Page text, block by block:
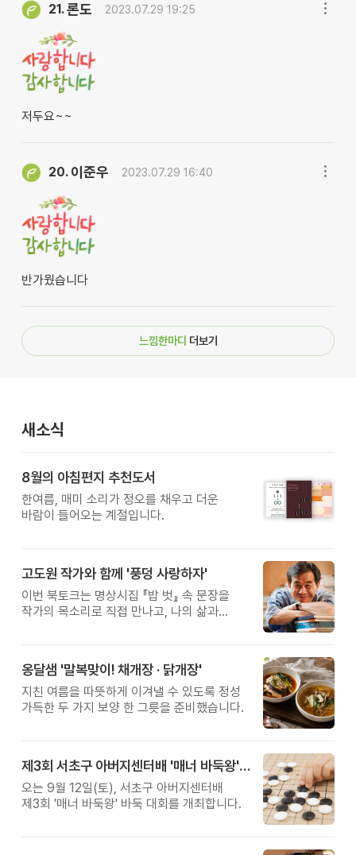
21.론도 2023.07.29 19:25
저두요~~
20. 이준우 2023.07.29 16:40
반가웠습니다
느낌한마디 더보기
새소식
8월의 아침편지 추천도서
한여름, 매미 소리가 정오를 채우고 더운
바람이 들어오는 계절입니다.
고도원 작가와 함께 '풍덩 사랑하자'
이번 북토크는 명상시집 『밥 벗』 속 문장을
작가의 목소리로 직접 만나고, 나의 삶과
옹달샘 '말복맞이! 채개장 · 닭개장'
지친 여름을 따뜻하게 이겨낼 수 있도록 정성
가득한 두 가지 보양 한 그릇을 준비했습니다.
제3회 서초구 아버지센터배 '매너 바둑왕' 대회
오는 9월 12일(토), 서초구 아버지센터배
제3회 '매너 바둑왕' 바둑 대회를 개최합니다.